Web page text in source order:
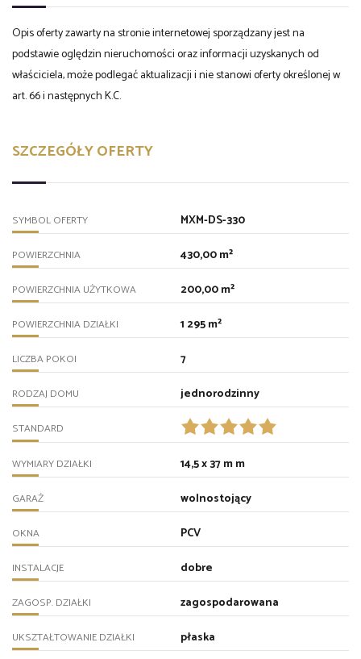
Opis oferty zawarty na stronie internetowej sporządzany jest na
podstawie oględzin nieruchomości oraz informacji uzyskanych od
właściciela, może podlegać aktualizacji i nie stanowi oferty określonej w
art. 66 i następnych K.C.
SZCZEGÓŁY OFERTY
SYMBOL OFERTY MXM-DS-330
POWIERZCHNIA 430,00 m²
POWIERZCHNIA UŻYTKOWA 200,00 m²
POWIERZCHNIA DZIAŁKI 1 295 m²
LICZBA POKOI 7
RODZAJ DOMU jednorodzinny
STANDARD
WYMIARY DZIAŁKI 14,5 x 37 m m
GARAŻ wolnostojący
OKNA PCV
INSTALACJE dobre
ZAGOSP. DZIAŁKI zagospodarowana
UKSZTAŁTOWANIE DZIAŁKI płaska